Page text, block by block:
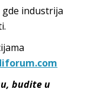
industrija
budite u